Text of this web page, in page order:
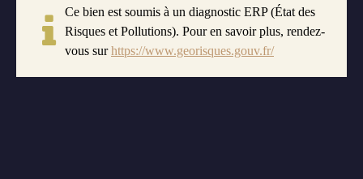
Ce bien est soumis à un diagnostic ERP (État des
Risques et Pollutions). Pour en savoir plus, rendez-
vous surhttps://www.georisques.gouv.fr/